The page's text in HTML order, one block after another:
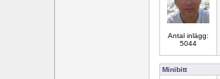
Antal inlägg:
5044
Minibitt